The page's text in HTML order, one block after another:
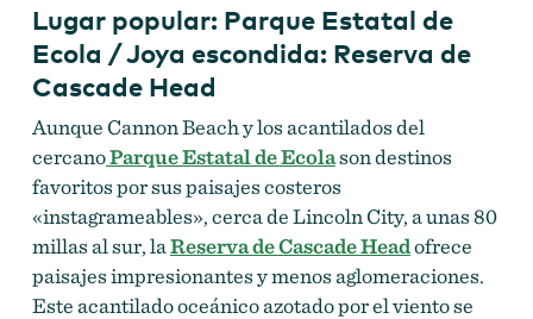
Lugar popular: Parque Estatal de
Ecola / Joya escondida: Reserva de
Cascade Head
Aunque Cannon Beach y los acantilados del
cercanoParque Estatal de Ecolason destinos
favoritos por sus paisajes costeros
«instagrameables», cerca de Lincoln City, a unas 80
millas al sur, laReserva de Cascade Headofrece
paisajes impresionantes y menos aglomeraciones.
Este acantilado oceánico azotado por el viento se